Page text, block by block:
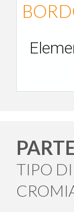
TIPO